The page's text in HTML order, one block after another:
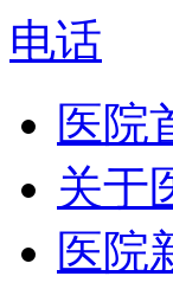
电话
医院
关于
医院